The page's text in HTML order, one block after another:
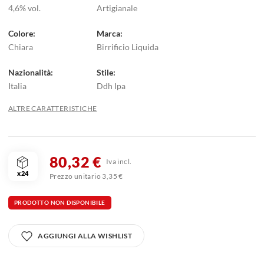
x24
80,32 €
Iva incl.
Prezzo unitario 3,35 €
4,6% vol.
Artigianale
Colore
Chiara
Marca
Birrificio Liquida
Nazionalità
Italia
Stile
Ddh Ipa
ALTRE CARATTERISTICHE
PRODOTTO NON DISPONIBILE
AGGIUNGI ALLA WISHLIST